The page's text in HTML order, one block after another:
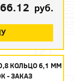
руб.
КОЛЬЦО 6,1 ММ
- ЗАКАЗ